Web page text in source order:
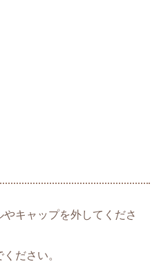
キャップを外してくださ
ださい。